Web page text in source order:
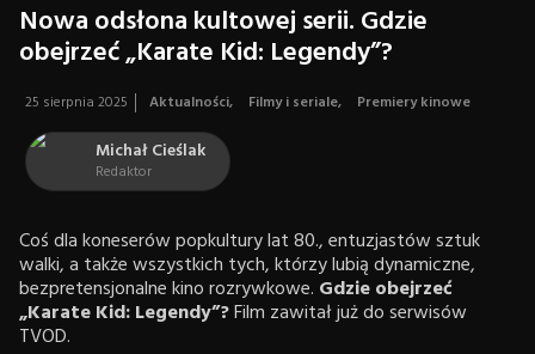
Nowa odsłona kultowej serii. Gdzie
obejrzeć „Karate Kid: Legendy”?
25 sierpnia 2025 Aktualności, Filmy i seriale, Premiery kinowe
Michał Cieślak
Redaktor
Coś dla koneserów popkultury lat 80., entuzjastów sztuk
walki, a także wszystkich tych, którzy lubią dynamiczne,
bezpretensjonalne kino rozrywkowe. Gdzie obejrzeć
„Karate Kid: Legendy”?Film zawitał już do serwisów
TVOD.